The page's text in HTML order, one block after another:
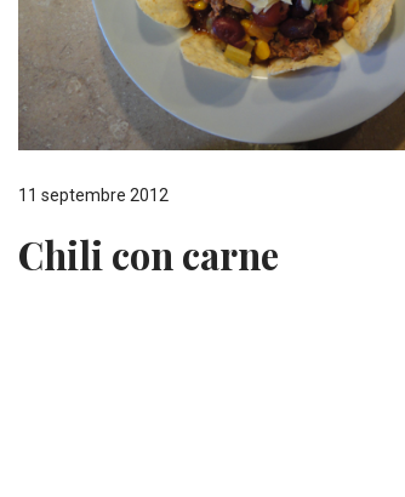
Chili con carne
11 septembre 2012